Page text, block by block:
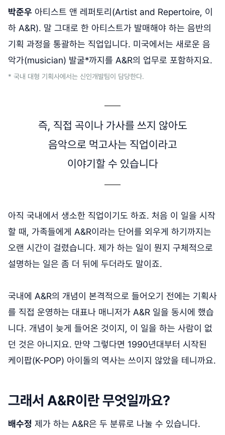
박준우 아티스트 앤 레퍼토리(Artist and Repertoire, 이
하 A&R). 말 그대로 한 아티스트가 발매해야 하는 음반의
기획 과정을 통괄하는 직업입니다. 미국에서는 새로운 음
악가(musician) 발굴*까지를 A&R의 업무로 포함하지요.
* 국내 대형 기획사에서는 신인개발팀이 담당한다.
즉, 직접 곡이나 가사를 쓰지 않아도
음악으로 먹고사는 직업이라고
이야기할 수 있습니다
아직 국내에서 생소한 직업이기도 하죠. 처음 이 일을 시작
할 때, 가족들에게 A&R이라는 단어를 외우게 하기까지는
오랜 시간이 걸렸습니다. 제가 하는 일이 뭔지 구체적으로
설명하는 일은 좀 더 뒤에 두더라도 말이죠.
국내에 A&R의 개념이 본격적으로 들어오기 전에는 기획사
를 직접 운영하는 대표나 매니저가 A&R 일을 동시에 했습
니다. 개념이 늦게 들어온 것이지, 이 일을 하는 사람이 없
던 것은 아니지요. 만약 그렇다면 1990년대부터 시작된
케이팝(K-POP) 아이돌의 역사는 쓰이지 않았을 테니까요.
그래서 A&R이란 무엇일까요?
배수정 제가 하는 A&R은 두 분류로 나눌 수 있습니다.